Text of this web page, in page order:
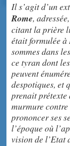
Il s’agit d’un
Rome,
citant la prière
était formulée à
sommes dans
ce tyran dont
peuvent
despotiques, et
prenait
murmure
prononcer ses
l’époque où
vision de l’Etat